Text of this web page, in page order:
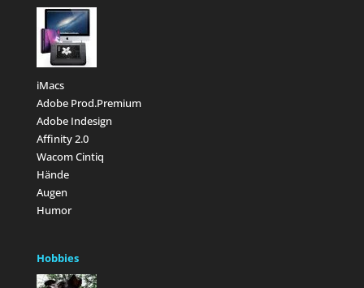
iMacs
Adobe Prod.Premium
Adobe Indesign
Affinity 2.0
Wacom Cintiq
Hände
Augen
Humor
Hobbies